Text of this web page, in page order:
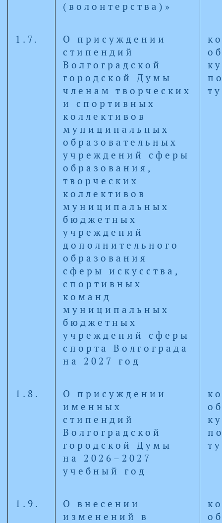
(волонтерства)»
1.7.
О присуждении
стипендий
Волгоградской
городской Думы
членам творческих
и спортивных
коллективов
муниципальных
образовательных
учреждений сферы
образования,
творческих
коллективов
муниципальных
бюджетных
учреждений
дополнительного
образования
сферы искусства,
спортивных
команд
муниципальных
бюджетных
учреждений сферы
спорта Волгограда
на 2027 год
1.8.
О присуждении
именных
стипендий
Волгоградской
городской Думы
на 2026–2027
учебный год
1.9.
О внесении
изменений в